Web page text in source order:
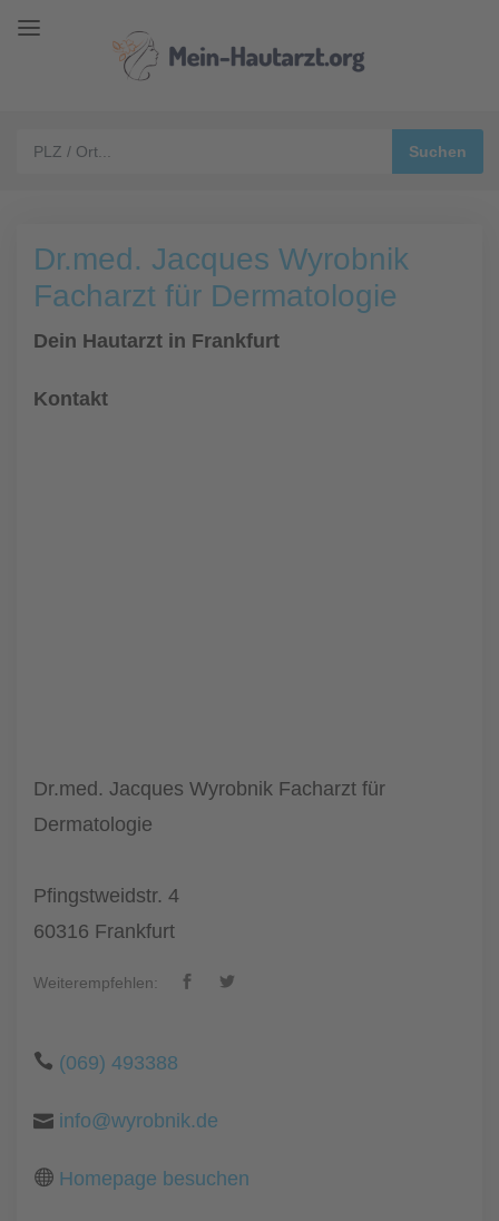
Dr.med. Jacques Wyrobnik
Facharzt für Dermatologie
Dein Hautarzt in Frankfurt
Kontakt
Dr.med. Jacques Wyrobnik Facharzt für
Dermatologie
Pfingstweidstr. 4
60316 Frankfurt
Weiterempfehlen:
(069) 493388
info@wyrobnik.de
Homepage besuchen